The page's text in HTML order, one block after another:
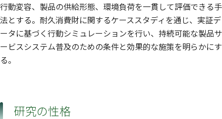
行動変容、製品の供給形態、環境負荷を一貫して評価できる手
法とする。耐久消費財に関するケーススタディを通じ、実証デ
ータに基づく行動シミュレーションを行い、持続可能な製品サ
ービスシステム普及のための条件と効果的な施策を明らかにす
る。
研究の性格